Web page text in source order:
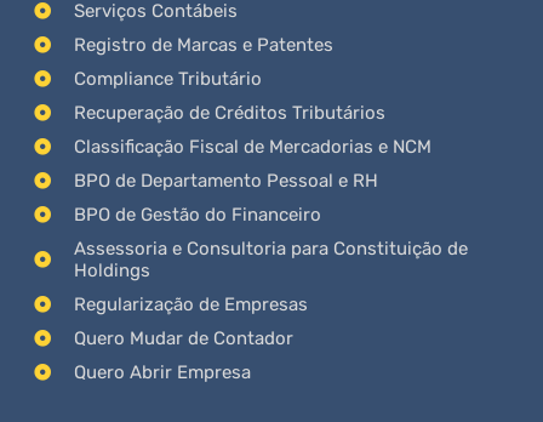
Serviços Contábeis
Registro de Marcas e Patentes
Compliance Tributário
Recuperação de Créditos Tributários
Classificação Fiscal de Mercadorias e NCM
BPO de Departamento Pessoal e RH
BPO de Gestão do Financeiro
Assessoria e Consultoria para Constituição de
Holdings
Regularização de Empresas
Quero Mudar de Contador
Quero Abrir Empresa